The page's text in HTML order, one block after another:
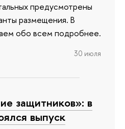
предусмотрены
размещения. В
обо всем подробнее.
30 июля
защитников»: в
выпуск